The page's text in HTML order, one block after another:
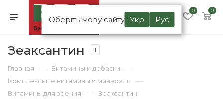
Оберіть мову сайту Укр Рус
0 0
Зеаксантин 1
Главная — Витамины и добавки —
Комплексные витамины и минералы —
Витамины для зрения — Зеаксантин